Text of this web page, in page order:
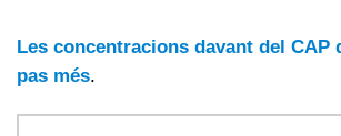
Les concentracions davant del CAP
pas més.